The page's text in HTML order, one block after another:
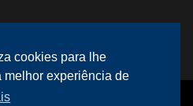
cookies para lhe
melhor experiência de